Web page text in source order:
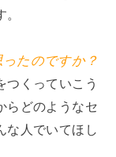
たのですか？
つくっていこう
らどのようなセ
な人でいてほし